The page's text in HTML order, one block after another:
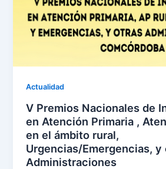
Actualidad
V Premios Nacionales de
en Atención Primaria ,
en el ámbito rural,
Urgencias/Emergencias, y
Administraciones